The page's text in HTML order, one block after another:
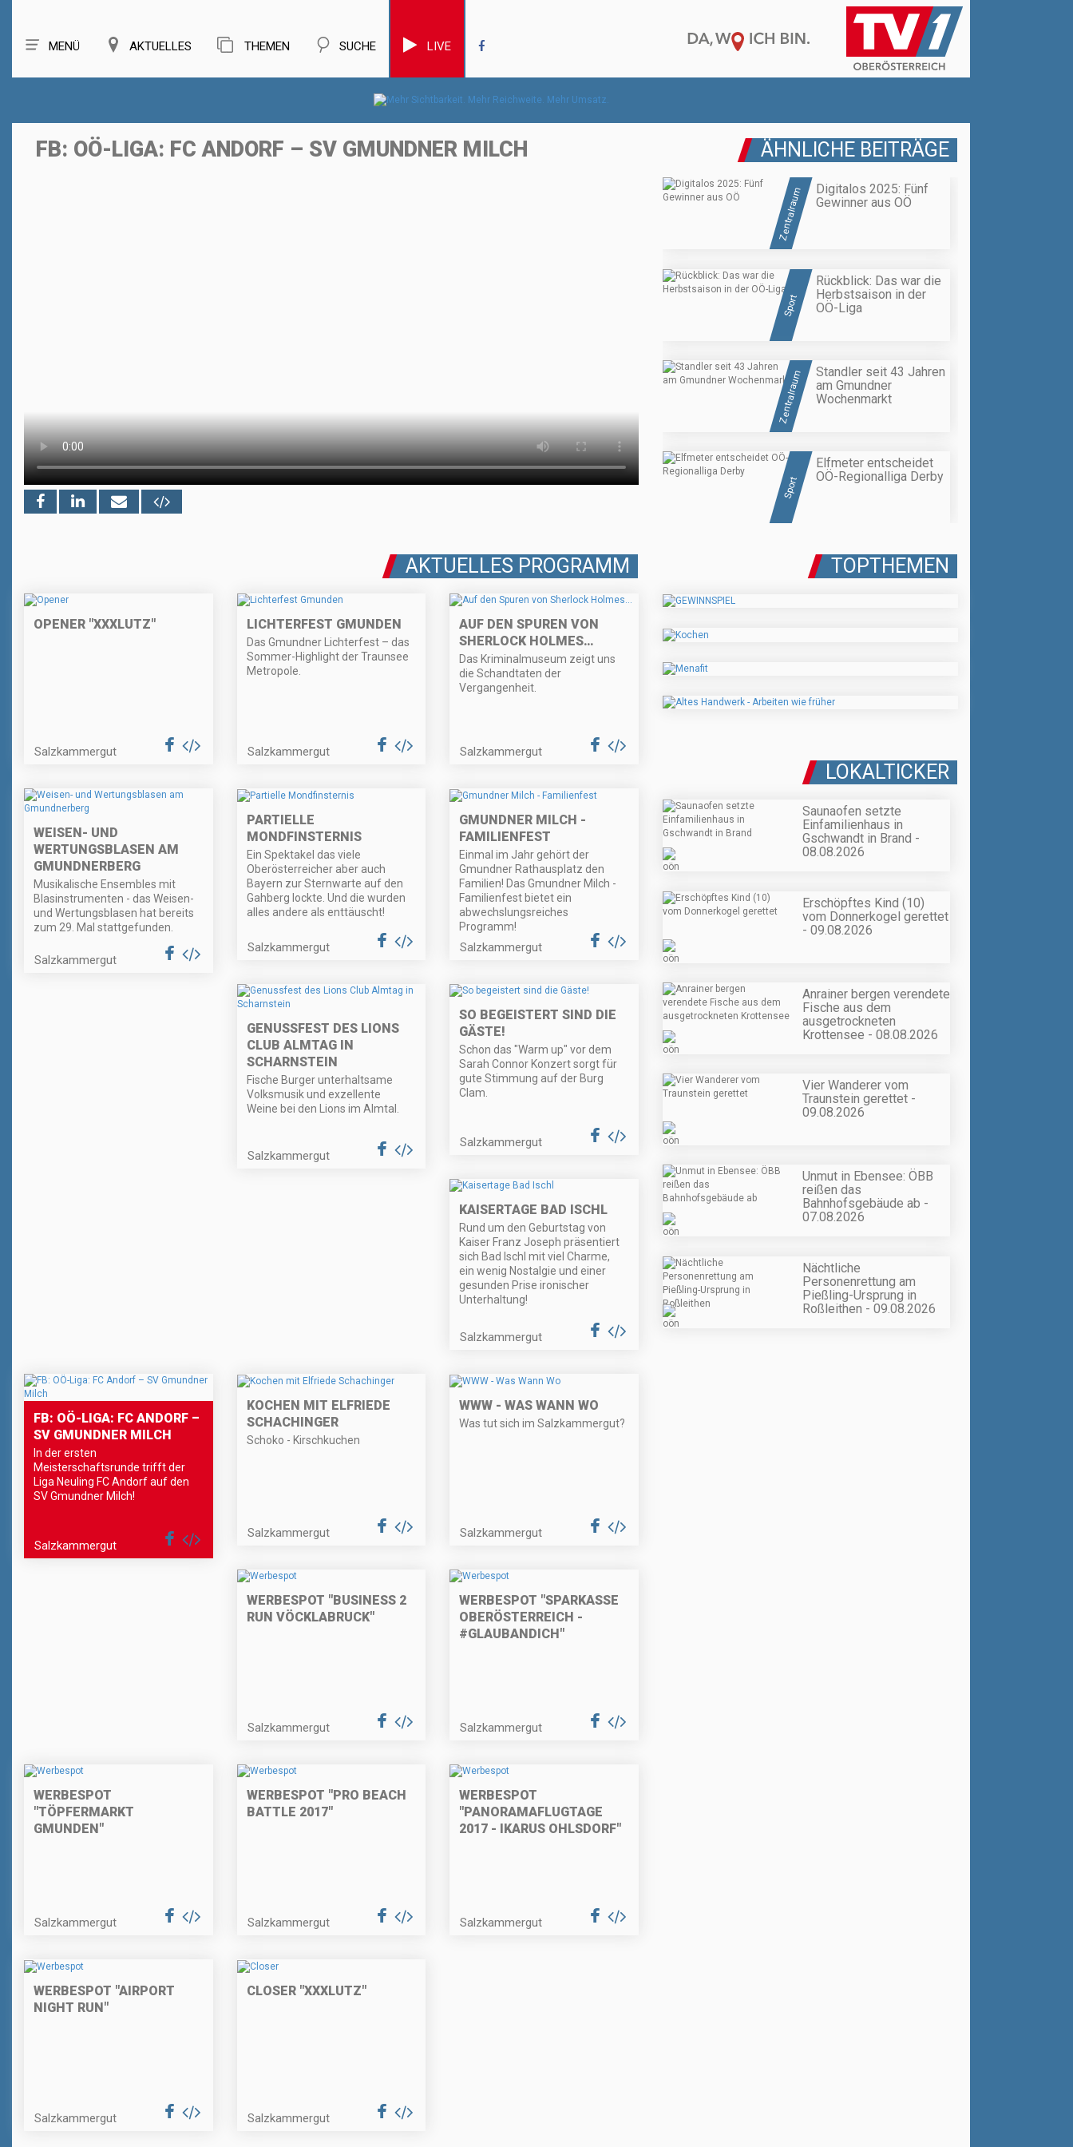
MENÜ AKTUELLES THEMEN SUCHE LIVE
FB: OÖ-LIGA: FC ANDORF – SV GMUNDNER MILCH ÄHNLICHE BEITRÄGE
Zentralraum
Digitalos 2025: Fünf
Gewinner aus OÖ
Sport
Rückblick: Das war die
Herbstsaison in der
OÖ-Liga
Zentralraum
Standler seit 43 Jahren
am Gmundner
Wochenmarkt
Sport
Elfmeter entscheidet
OÖ-Regionalliga Derby
AKTUELLES PROGRAMM
OPENER "XXXLUTZ"
Salzkammergut
LICHTERFEST GMUNDEN
Das Gmundner Lichterfest – das
Sommer-Highlight der Traunsee
Metropole.
Salzkammergut
AUF DEN SPUREN VON
SHERLOCK HOLMES…
Das Kriminalmuseum zeigt uns
die Schandtaten der
Vergangenheit.
Salzkammergut
WEISEN- UND
WERTUNGSBLASEN AM
GMUNDNERBERG
Musikalische Ensembles mit
Blasinstrumenten - das Weisen-
und Wertungsblasen hat bereits
zum 29. Mal stattgefunden.
Salzkammergut
PARTIELLE
MONDFINSTERNIS
Ein Spektakel das viele
Oberösterreicher aber auch
Bayern zur Sternwarte auf den
Gahberg lockte. Und die wurden
alles andere als enttäuscht!
Salzkammergut
GMUNDNER MILCH -
FAMILIENFEST
Einmal im Jahr gehört der
Gmundner Rathausplatz den
Familien! Das Gmundner Milch -
Familienfest bietet ein
abwechslungsreiches
Programm!
Salzkammergut
GENUSSFEST DES LIONS
CLUB ALMTAG IN
SCHARNSTEIN
Fische Burger unterhaltsame
Volksmusik und exzellente
Weine bei den Lions im Almtal.
Salzkammergut
SO BEGEISTERT SIND DIE
GÄSTE!
Schon das "Warm up" vor dem
Sarah Connor Konzert sorgt für
gute Stimmung auf der Burg
Clam.
Salzkammergut
KAISERTAGE BAD ISCHL
Rund um den Geburtstag von
Kaiser Franz Joseph präsentiert
sich Bad Ischl mit viel Charme,
ein wenig Nostalgie und einer
gesunden Prise ironischer
Unterhaltung!
Salzkammergut
FB: OÖ-LIGA: FC ANDORF –
SV GMUNDNER MILCH
In der ersten
Meisterschaftsrunde trifft der
Liga Neuling FC Andorf auf den
SV Gmundner Milch!
Salzkammergut
KOCHEN MIT ELFRIEDE
SCHACHINGER
Schoko - Kirschkuchen
Salzkammergut
WWW - WAS WANN WO
Was tut sich im Salzkammergut?
Salzkammergut
WERBESPOT "BUSINESS 2
RUN VÖCKLABRUCK"
Salzkammergut
WERBESPOT "SPARKASSE
OBERÖSTERREICH -
#GLAUBANDICH"
Salzkammergut
WERBESPOT
"TÖPFERMARKT
GMUNDEN"
Salzkammergut
WERBESPOT "PRO BEACH
BATTLE 2017"
Salzkammergut
WERBESPOT
"PANORAMAFLUGTAGE
2017 - IKARUS OHLSDORF"
Salzkammergut
WERBESPOT "AIRPORT
NIGHT RUN"
Salzkammergut
CLOSER "XXXLUTZ"
Salzkammergut
TOPTHEMEN
LOKALTICKER
Saunaofen setzte
Einfamilienhaus in
Gschwandt in Brand -
08.08.2026
Erschöpftes Kind (10)
vom Donnerkogel gerettet
- 09.08.2026
Anrainer bergen verendete
Fische aus dem
ausgetrockneten
Krottensee - 08.08.2026
Vier Wanderer vom
Traunstein gerettet -
09.08.2026
Unmut in Ebensee: ÖBB
reißen das
Bahnhofsgebäude ab -
07.08.2026
Nächtliche
Personenrettung am
Pießling-Ursprung in
Roßleithen - 09.08.2026